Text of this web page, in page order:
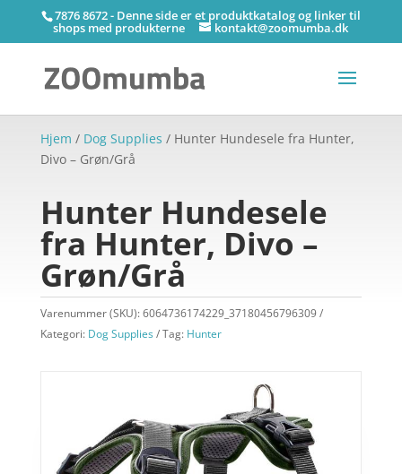
7876 8672 - Denne side er et produktkatalog og linker til
shops med produkterne kontakt@zoomumba.dk
Hjem / Dog Supplies / Hunter Hundesele fra Hunter,
Divo – Grøn/Grå
Hunter Hundesele
fra Hunter, Divo –
Grøn/Grå
Varenummer (SKU):6064736174229_37180456796309
Kategori: Dog Supplies Tag: Hunter